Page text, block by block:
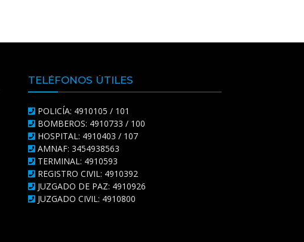
TELÉFONOS ÚTILES
POLICÍA: 4910105 / 101
BOMBEROS: 4910733 / 100
HOSPITAL: 4910403 / 107
AMNAF: 3454938563
TERMINAL: 4910593
REGISTRO CIVIL: 4910392
JUZGADO DE PAZ: 4910926
JUZGADO CIVIL: 4910800